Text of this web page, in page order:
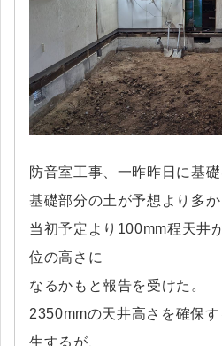
防音室工事、一昨昨日に基礎
基礎部分の土が予想より多
当初予定より100mm程天井
位の高さに
なるかもと報告を受けた。
2350mmの天井高さを確保
生するが、